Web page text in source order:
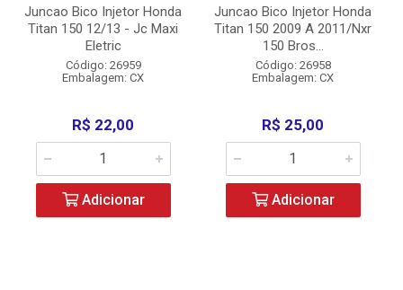
Juncao Bico Injetor Honda
Titan 150 12/13 - Jc Maxi
Eletric
Código: 26959
Embalagem: CX
R$ 22,00
Adicionar
Juncao Bico Injetor Honda
Titan 150 2009 A 2011/Nxr
150 Bros...
Código: 26958
Embalagem: CX
R$ 25,00
Adicionar